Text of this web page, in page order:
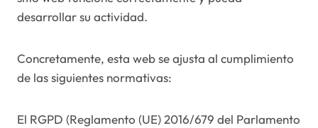
desarrollar su actividad.
Concretamente, esta web se ajusta al cumplimiento
de las siguientes normativas:
El RGPD (Reglamento (UE) 2016/679 del Parlamento